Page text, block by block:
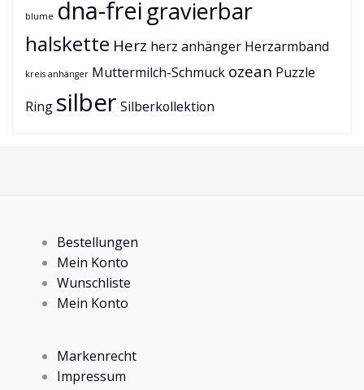
blume dna-frei gravierbar
halskette Herz herz anhänger Herzarmband
kreis anhänger Muttermilch-Schmuck ozean Puzzle
Ring silber Silberkollektion
Bestellungen
Mein Konto
Wunschliste
Mein Konto
Markenrecht
Impressum